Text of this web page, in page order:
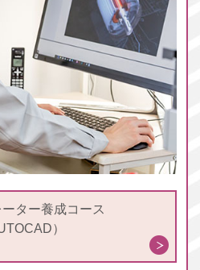
ター養成コース
）